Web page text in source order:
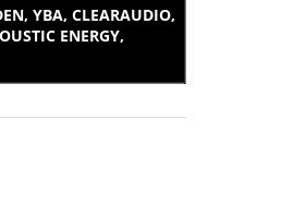
YBA, CLEARAUDIO,
ENERGY,